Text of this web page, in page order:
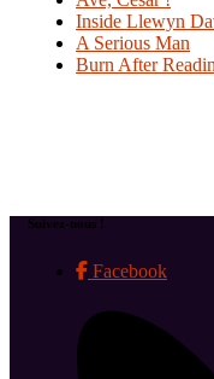
Inside Llewyn
A Serious Man
Burn After
Suivez-nous !
Facebook